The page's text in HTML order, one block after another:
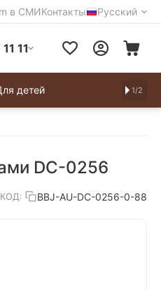
в СМИКонтакты Русский
11
детей 1/2
DC-0256
КОД: BBJ-AU-DC-0256-0-88